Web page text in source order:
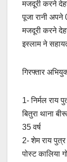
मजदूरी करने
पूजा रानी अपने
मजदूरी करने
इस्लाम ने
गिरफ्तार
1- निर्मल राय
बितुरा थाना
35 वर्ष
2- शेम राय पुत्र
पोस्ट कालिया